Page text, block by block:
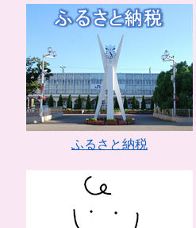
ふるさと納税